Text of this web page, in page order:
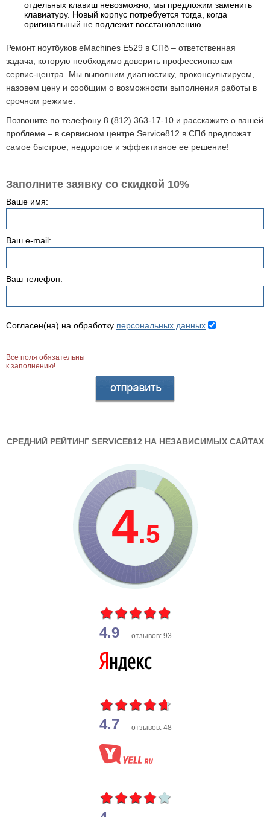
отдельных клавиш невозможно, мы предложим заменить
клавиатуру. Новый корпус потребуется тогда, когда
оригинальный не подлежит восстановлению.
Ремонт ноутбуков eMachines E529 в СПб – ответственная
задача, которую необходимо доверить профессионалам
сервис-центра. Мы выполним диагностику, проконсультируем,
назовем цену и сообщим о возможности выполнения работы в
срочном режиме.
Позвоните по телефону 8 (812) 363-17-10 и расскажите о вашей
проблеме – в сервисном центре Service812 в СПб предложат
самое быстрое, недорогое и эффективное ее решение!
Заполните заявку со скидкой 10%
Ваше имя:
Ваш e-mail:
Ваш телефон:
Согласен(на) на обработку персональных данных
Все поля обязательны
к заполнению!
СРЕДНИЙ РЕЙТИНГ SERVICE812 НА НЕЗАВИСИМЫХ САЙТАХ
4.5
4.9 отзывов: 93
4.7 отзывов: 48